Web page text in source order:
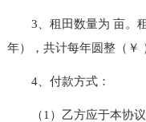
3、租田数量为 亩。租
年），共计每年圆整（￥
4、付款方式：
（1）乙方应于本协议